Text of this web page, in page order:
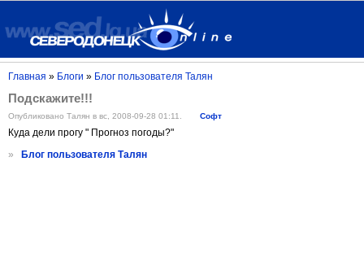
Главная » Блоги » Блог пользователя Талян
Подскажите!!!
Опубликовано Талян в вс, 2008-09-28 01:11. Софт
Куда дели прогу " Прогноз погоды?"
»
Блог пользователя Талян